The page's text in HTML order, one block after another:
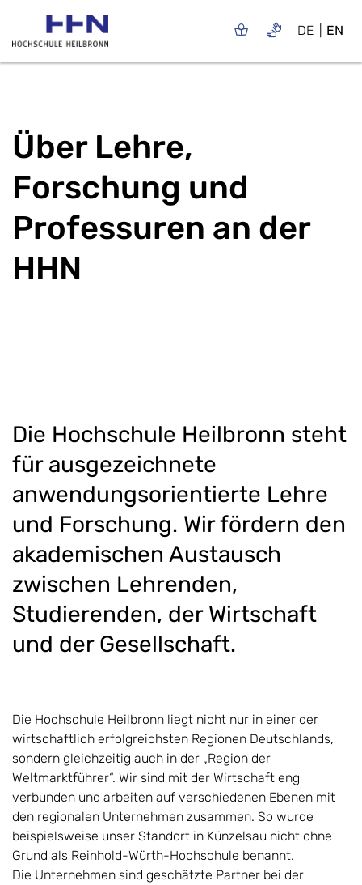
DE EN
Über Lehre,
Forschung und
Professuren an der
HHN
Die Hochschule Heilbronn steht
für ausgezeichnete
anwendungsorientierte Lehre
und Forschung. Wir fördern den
akademischen Austausch
zwischen Lehrenden,
Studierenden, der Wirtschaft
und der Gesellschaft.
Die Hochschule Heilbronn liegt nicht nur in einer der
wirtschaftlich erfolgreichsten Regionen Deutschlands,
sondern gleichzeitig auch in der „Region der
Weltmarktführer“. Wir sind mit der Wirtschaft eng
verbunden und arbeiten auf verschiedenen Ebenen mit
den regionalen Unternehmen zusammen. So wurde
beispielsweise unser Standort in Künzelsau nicht ohne
Grund als Reinhold-Würth-Hochschule benannt.
Die Unternehmen sind geschätzte Partner bei der